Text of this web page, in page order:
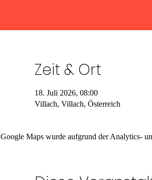
Zeit & Ort
18. Juli 2026, 08:00
Villach, Villach, Österreich
Google Maps wurde aufgrund der Analytics-